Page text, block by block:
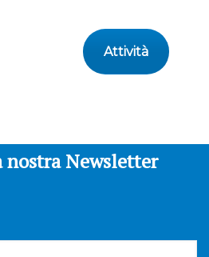
Attività
Newsletter